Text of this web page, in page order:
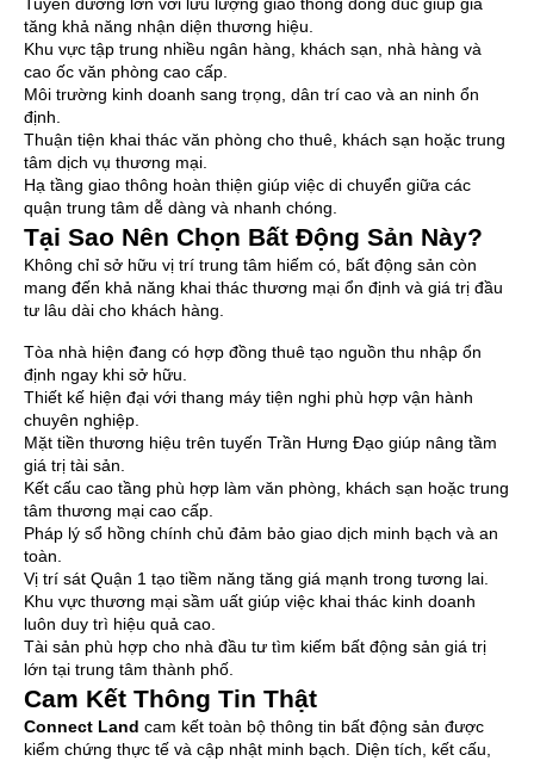
Tuyến đường lớn với lưu lượng giao thông đông đúc giúp gia
tăng khả năng nhận diện thương hiệu.
Khu vực tập trung nhiều ngân hàng, khách sạn, nhà hàng và
cao ốc văn phòng cao cấp.
Môi trường kinh doanh sang trọng, dân trí cao và an ninh ổn
định.
Thuận tiện khai thác văn phòng cho thuê, khách sạn hoặc trung
tâm dịch vụ thương mại.
Hạ tầng giao thông hoàn thiện giúp việc di chuyển giữa các
quận trung tâm dễ dàng và nhanh chóng.
Tại Sao Nên Chọn Bất Động Sản Này?
Không chỉ sở hữu vị trí trung tâm hiếm có, bất động sản còn
mang đến khả năng khai thác thương mại ổn định và giá trị đầu
tư lâu dài cho khách hàng.
Tòa nhà hiện đang có hợp đồng thuê tạo nguồn thu nhập ổn
định ngay khi sở hữu.
Thiết kế hiện đại với thang máy tiện nghi phù hợp vận hành
chuyên nghiệp.
Mặt tiền thương hiệu trên tuyến Trần Hưng Đạo giúp nâng tầm
giá trị tài sản.
Kết cấu cao tầng phù hợp làm văn phòng, khách sạn hoặc trung
tâm thương mại cao cấp.
Pháp lý sổ hồng chính chủ đảm bảo giao dịch minh bạch và an
toàn.
Vị trí sát Quận 1 tạo tiềm năng tăng giá mạnh trong tương lai.
Khu vực thương mại sầm uất giúp việc khai thác kinh doanh
luôn duy trì hiệu quả cao.
Tài sản phù hợp cho nhà đầu tư tìm kiếm bất động sản giá trị
lớn tại trung tâm thành phố.
Cam Kết Thông Tin Thật
Connect Land cam kết toàn bộ thông tin bất động sản được
kiểm chứng thực tế và cập nhật minh bạch. Diện tích, kết cấu,